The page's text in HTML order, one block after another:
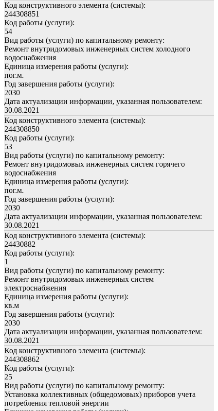
Код конструктивного элемента (системы):
244308851
Код работы (услуги):
54
Вид работы (услуги) по капитальному ремонту:
Ремонт внутридомовых инженерных систем холодного
водоснабжения
Единица измерения работы (услуги):
пог.м.
Год завершения работы (услуги):
2030
Дата актуализации информации, указанная пользователем:
30.08.2021
Код конструктивного элемента (системы):
244308850
Код работы (услуги):
53
Вид работы (услуги) по капитальному ремонту:
Ремонт внутридомовых инженерных систем горячего
водоснабжения
Единица измерения работы (услуги):
пог.м.
Год завершения работы (услуги):
2030
Дата актуализации информации, указанная пользователем:
30.08.2021
Код конструктивного элемента (системы):
24430882
Код работы (услуги):
1
Вид работы (услуги) по капитальному ремонту:
Ремонт внутридомовых инженерных систем
электроснабжения
Единица измерения работы (услуги):
кв.м
Год завершения работы (услуги):
2030
Дата актуализации информации, указанная пользователем:
30.08.2021
Код конструктивного элемента (системы):
244308862
Код работы (услуги):
25
Вид работы (услуги) по капитальному ремонту:
Установка коллективных (общедомовых) приборов учета
потребления тепловой энергии